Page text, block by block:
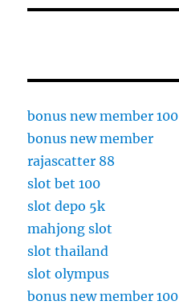
bonus new member 100
bonus new member
rajascatter 88
slot bet 100
slot depo 5k
mahjong slot
slot thailand
slot olympus
bonus new member 100